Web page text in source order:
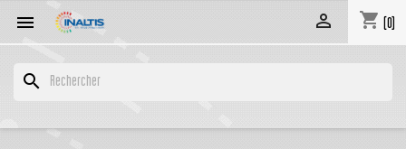
 shopping_cart (0)

search